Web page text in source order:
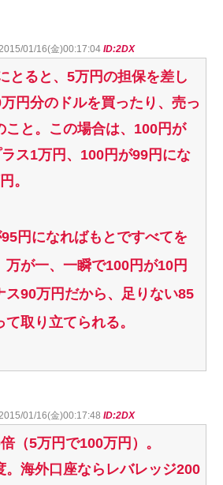
2015/01/16(金)00:17:04 ID:2DX
とると、5万円の担保を差し
円分のドルを買ったり、売っ
こと。この場合は、100円が
ス1万円、100円が99円にな
。
円になればもとですべてを
万が一、一瞬で100円が10円
ス90万円だから、足りない85
取り立てられる。
2015/01/16(金)00:17:48 ID:2DX
（5万円で100万円）。
。海外口座ならレバレッジ200